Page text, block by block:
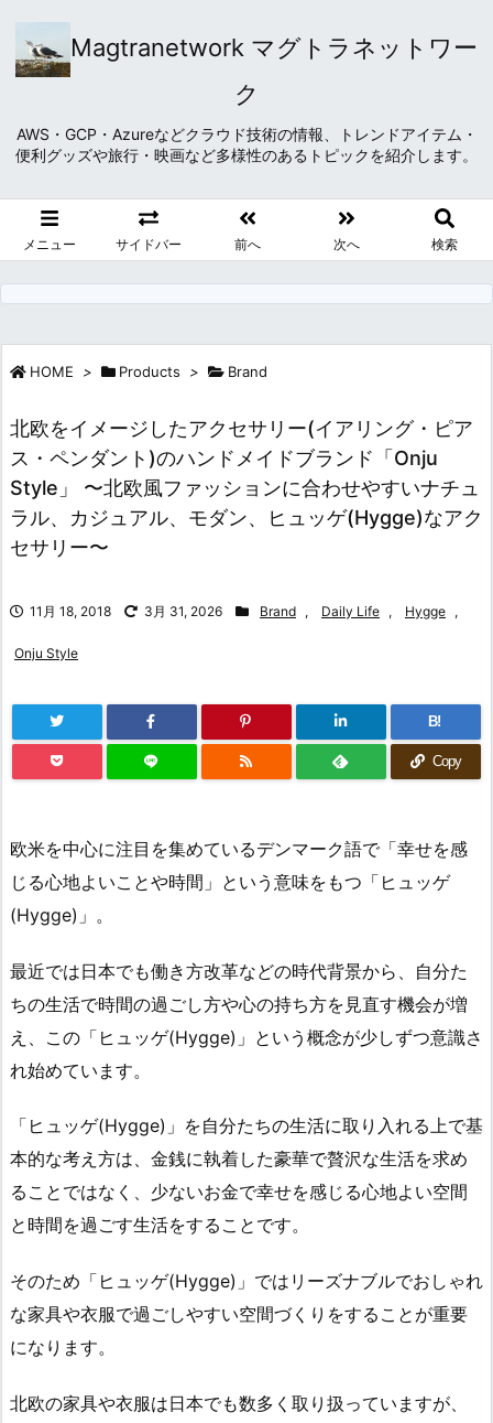
Magtranetwork マグトラネットワー
ク
AWS・GCP・Azureなどクラウド技術の情報、トレンドアイテム・
便利グッズや旅行・映画など多様性のあるトピックを紹介します。
メニュー サイドバー 前へ 次へ 検索
HOME > Products > Brand
北欧をイメージしたアクセサリー(イアリング・ピア
ス・ペンダント)のハンドメイドブランド「Onju
Style」 〜北欧風ファッションに合わせやすいナチュ
ラル、カジュアル、モダン、ヒュッゲ(Hygge)なアク
セサリー〜
11月 18, 2018 3月 31, 2026 Brand , Daily Life , Hygge ,
Onju Style
B!
Copy
欧米を中心に注目を集めているデンマーク語で「幸せを感
じる心地よいことや時間」という意味をもつ「ヒュッゲ
(Hygge)」。
最近では日本でも働き方改革などの時代背景から、自分た
ちの生活で時間の過ごし方や心の持ち方を見直す機会が増
え、この「ヒュッゲ(Hygge)」という概念が少しずつ意識さ
れ始めています。
「ヒュッゲ(Hygge)」を自分たちの生活に取り入れる上で基
本的な考え方は、金銭に執着した豪華で贅沢な生活を求め
ることではなく、少ないお金で幸せを感じる心地よい空間
と時間を過ごす生活をすることです。
そのため「ヒュッゲ(Hygge)」ではリーズナブルでおしゃれ
な家具や衣服で過ごしやすい空間づくりをすることが重要
になります。
北欧の家具や衣服は日本でも数多く取り扱っていますが、